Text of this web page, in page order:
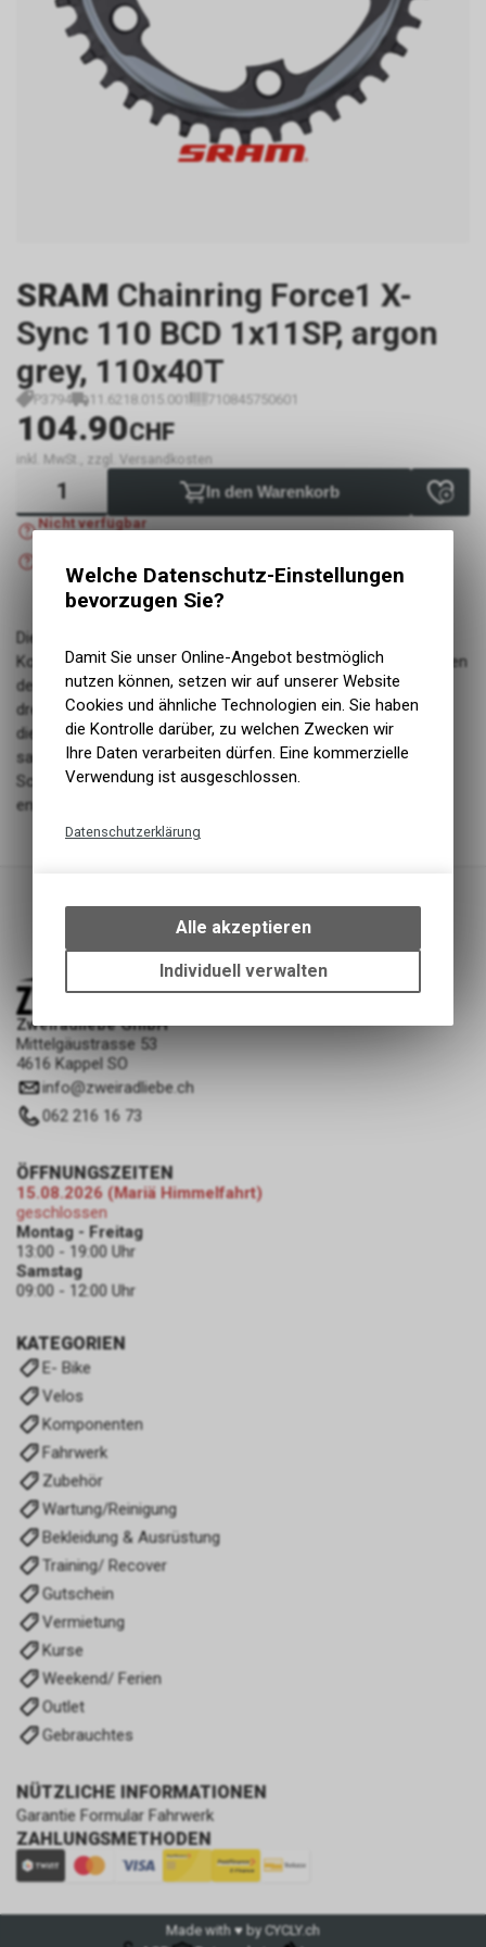
SRAM Chainring Force1 X-
Sync 110 BCD 1x11SP, argon
grey, 110x40T
P3794 11.6218.015.001 710845750601
104.90CHF
inkl. MwSt., zzgl. Versandkosten
In den Warenkorb
Nicht verfügbar
Abholung Zweiradliebe GmbH
Die X-Sync Technologie sorgt für besseren und längeren
Kontakt zwischen Kette und Kettenblatt. Die langen Zahnkanten
des Kettenblattes greifen die Kette früher als Traditionelle
dreieckige Zähne. Das scharfe und schmale Zahnprofil sowie
die abgerundeten schrägen Kanten unterstützen damit eine
saubere Kettenführung. Zum besseren Abtransport von
Schmutz und Matsch verfügen die X-Sync Kettenblätter über
entsprechende Vertiefungen.
Zweiradliebe GmbH
Mittelgäustrasse 53
4616 Kappel SO
info@zweiradliebe.ch
062 216 16 73
KATEGORIEN
E- Bike
Velos
Komponenten
Fahrwerk
Zubehör
Wartung/Reinigung
Bekleidung & Ausrüstung
Training/ Recover
Gutschein
Vermietung
Kurse
Weekend/ Ferien
Outlet
Gebrauchtes
NÜTZLICHE INFORMATIONEN
Garantie Formular Fahrwerk
ZAHLUNGSMETHODEN
ÖFFNUNGSZEITEN
15.08.2026 (Mariä Himmelfahrt)
geschlossen
Montag - Freitag
13:00 - 19:00 Uhr
Samstag
09:00 - 12:00 Uhr
Made with ♥ by CYCLY.ch
Welche Datenschutz-Einstellungen
bevorzugen Sie?
Damit Sie unser Online-Angebot bestmöglich
nutzen können, setzen wir auf unserer Website
Cookies und ähnliche Technologien ein. Sie haben
die Kontrolle darüber, zu welchen Zwecken wir
Ihre Daten verarbeiten dürfen. Eine kommerzielle
Verwendung ist ausgeschlossen.
Datenschutzerklärung
bestimmte Interaktionen und
Einstellungen auf Ihrem Gerät,
um die grundlegenden
Funktionen unseres Online-
dass die gespeicherten Daten
Alle akzeptieren
Individuell verwalten